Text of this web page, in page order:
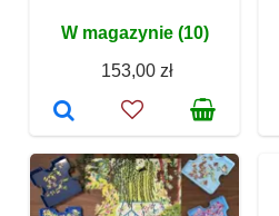
W magazynie (10)
153,00 zł